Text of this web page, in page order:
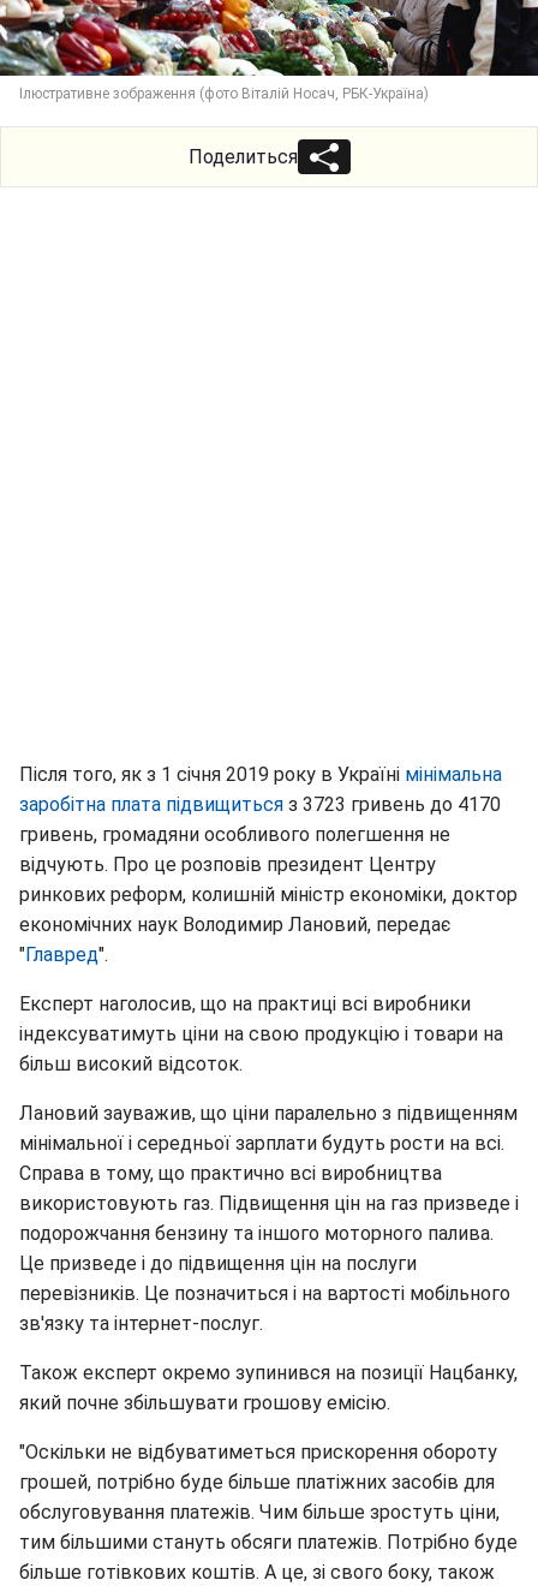
Ілюстративне зображення (фото Віталій Носач, РБК-Україна)
Поделиться
Після того, як з 1 січня 2019 року в Україні мінімальна
заробітна плата підвищиться з 3723 гривень до 4170
гривень, громадяни особливого полегшення не
відчують. Про це розповів президент Центру
ринкових реформ, колишній міністр економіки, доктор
економічних наук Володимир Лановий, передає
"Главред".
Експерт наголосив, що на практиці всі виробники
індексуватимуть ціни на свою продукцію і товари на
більш високий відсоток.
Лановий зауважив, що ціни паралельно з підвищенням
мінімальної і середньої зарплати будуть рости на всі.
Справа в тому, що практично всі виробництва
використовують газ. Підвищення цін на газ призведе і
подорожчання бензину та іншого моторного палива.
Це призведе і до підвищення цін на послуги
перевізників. Це позначиться і на вартості мобільного
зв'язку та інтернет-послуг.
Також експерт окремо зупинився на позиції Нацбанку,
який почне збільшувати грошову емісію.
"Оскільки не відбуватиметься прискорення обороту
грошей, потрібно буде більше платіжних засобів для
обслуговування платежів. Чим більше зростуть ціни,
тим більшими стануть обсяги платежів. Потрібно буде
більше готівкових коштів. А це, зі свого боку, також